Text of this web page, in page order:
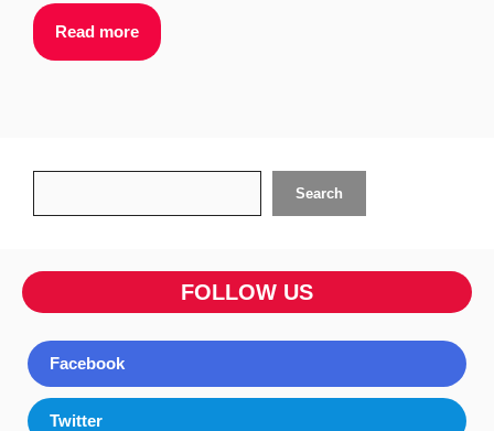
Read more
Search
FOLLOW US
Facebook
Twitter